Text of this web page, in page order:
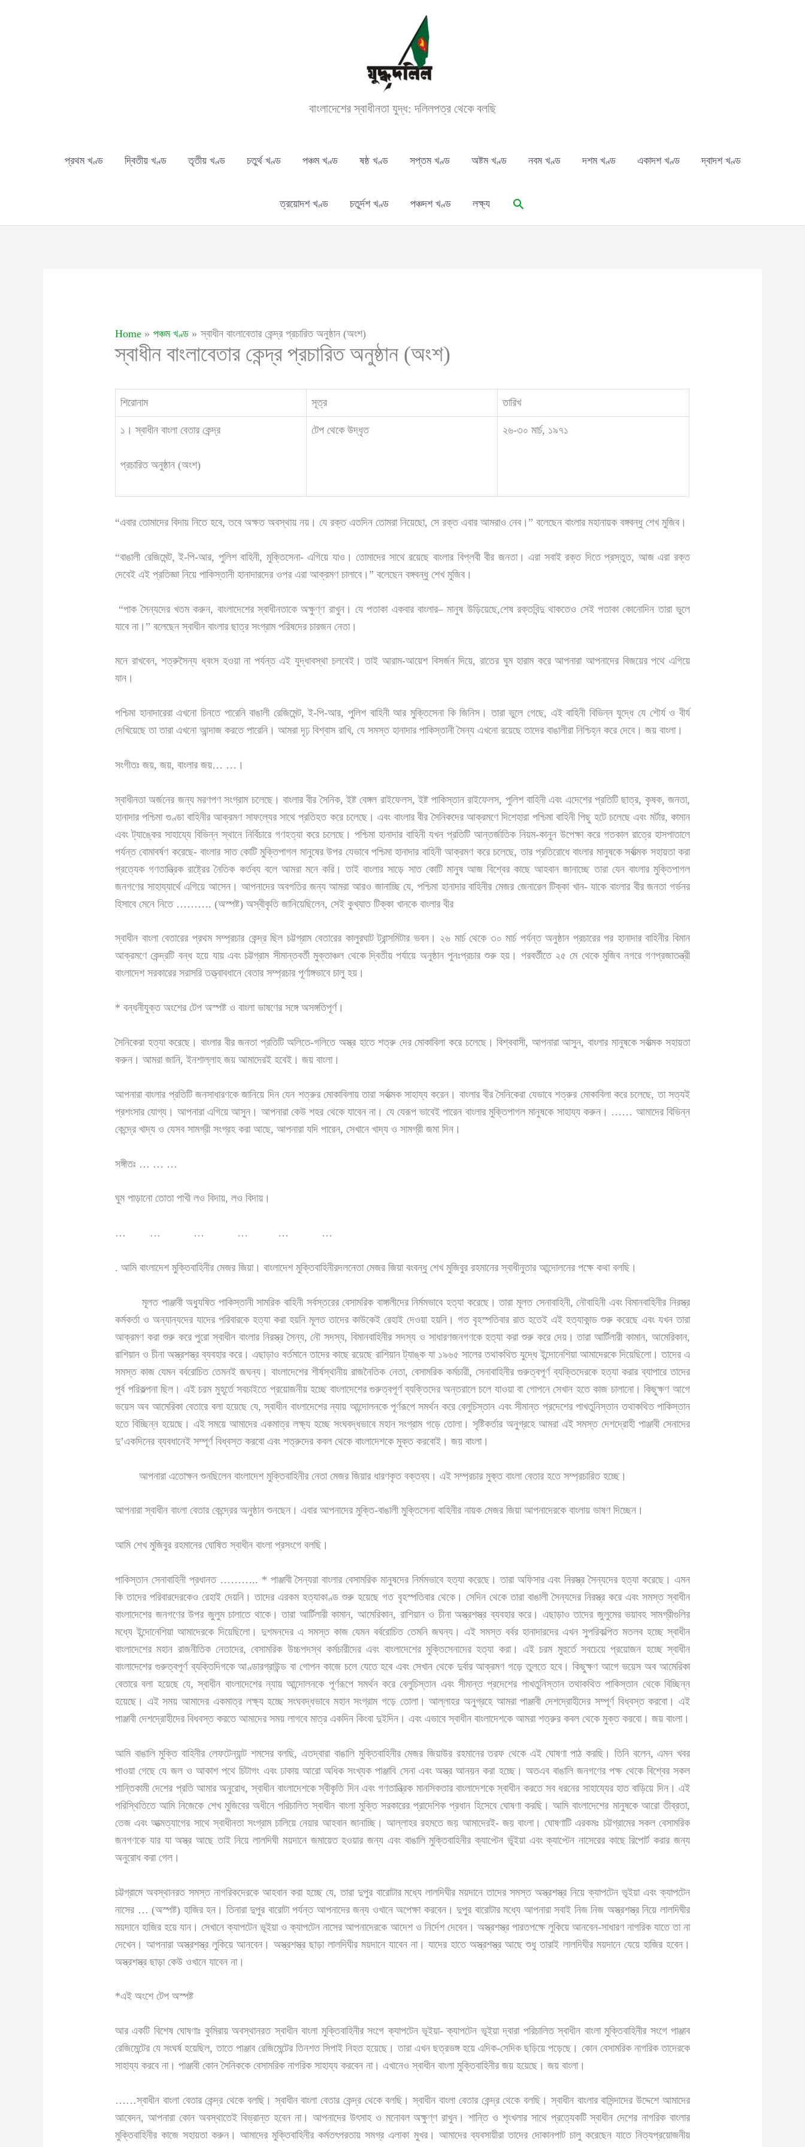
বাংলাদেশের স্বাধীনতা যুদ্ধ: দলিলপত্র থেকে বলছি
প্রথম খণ্ড দ্বিতীয় খণ্ড তৃতীয় খণ্ড চতুর্থ খণ্ড পঞ্চম খণ্ড ষষ্ঠ খণ্ড সপ্তম খণ্ড অষ্টম খণ্ড নবম খণ্ড দশম খণ্ড একাদশ খণ্ড দ্বাদশ খণ্ড
ত্রয়োদশ খণ্ড চতুর্দশ খণ্ড পঞ্চদশ খণ্ড লক্ষ্য Search
Home পঞ্চম খণ্ড স্বাধীন বাংলাবেতার কেন্দ্র প্রচারিত অনুষ্ঠান (অংশ)
স্বাধীন বাংলাবেতার কেন্দ্র প্রচারিত অনুষ্ঠান (অংশ)
শিরোনাম সূত্র তারিখ
১। স্বাধীন বাংলা বেতার কেন্দ্র
প্রচারিত অনুষ্ঠান (অংশ)
টেপ থেকে উদ্ধৃত ২৬-৩০ মার্চ, ১৯৭১
“এবার তোমাদের বিদায় নিতে হবে, তবে অক্ষত অবস্থায় নয়। যে রক্ত এতদিন তোমরা নিয়েছো, সে রক্ত এবার আমরাও নেব।” বলেছেন বাংলার মহানায়ক বঙ্গবন্ধু শেখ মুজিব।
“বাঙালী রেজিমেন্ট, ই-পি-আর, পুলিশ বাহিনী, মুক্তিসেনা- এগিয়ে যাও। তোমাদের সাথে রয়েছে বাংলার বিপ্লবী বীর জনতা। এরা সবাই রক্ত দিতে প্রস্তুত, আজ এরা রক্ত
দেবেই এই প্রতিজ্ঞা নিয়ে পাকিস্তানী হানাদারদের ওপর এরা আক্রমণ চালাবে।” বলেছেন বঙ্গবন্ধু শেখ মুজিব।
“পাক সৈন্যদের খতম করুন, বাংলাদেশের স্বাধীনতাকে অক্ষুণ্ণ রাখুন। যে পতাকা একবার বাংলার– মানুষ উড়িয়েছে,শেষ রক্তবিন্দু থাকতেও সেই পতাকা কোনোদিন তারা ভুলে
যাবে না।” বলেছেন স্বাধীন বাংলার ছাত্র সংগ্রাম পরিষদের চারজন নেতা।
মনে রাখবেন, শত্রুসৈন্য ধ্বংস হওয়া না পর্যন্ত এই যুদ্ধাবস্থা চলবেই। তাই আরাম-আয়েশ বিসর্জন দিয়ে, রাতের ঘুম হারাম করে আপনারা আপনাদের বিজয়ের পথে এগিয়ে
যান।
পশ্চিমা হানাদারেরা এখনো চিনতে পারেনি বাঙালী রেজিমেন্ট, ই-পি-আর, পুলিশ বাহিনী আর মুক্তিসেনা কি জিনিস। তারা ভুলে গেছে, এই বাহিনী বিভিন্ন যুদ্ধে যে শৌর্য ও বীর্য
দেখিয়েছে তা তারা এখনো আন্দাজ করতে পারেনি। আমরা দৃঢ় বিশ্বাস রাখি, যে সমস্ত হানাদার পাকিস্তানী সৈন্য এখনো রয়েছে তাদের বাঙালীরা নিশ্চিহ্ন করে দেবে। জয় বাংলা।
সংগীতঃ জয়, জয়, বাংলার জয়… …।
স্বাধীনতা অর্জনের জন্য মরণপণ সংগ্রাম চলেছে। বাংলার বীর সৈনিক, ইষ্ট বেঙ্গল রাইফেলস, ইষ্ট পাকিস্তান রাইফেলস, পুলিশ বাহিনী এবং এদেশের প্রতিটি ছাত্র, কৃষক, জনতা,
হানাদার পশ্চিমা গুণ্ডা বাহিনীর আক্রমণ সাফল্যের সাথে প্রতিহত করে চলেছে। এবং বাংলার বীর সৈনিকদের আক্রমণে দিশেহারা পশ্চিমা বাহিনী পিছু হটে চলেছে এবং মর্টার, কামান
এবং ট্যাঙ্কের সাহায্যে বিভিন্ন স্থানে নির্বিচারে গণহত্যা করে চলেছে। পশ্চিমা হানাদার বাহিনী যখন প্রতিটি আন্তর্জাতিক নিয়ম-কানুন উপেক্ষা করে গতকাল রাত্রে হাসপাতালে
পর্যন্ত বোমাবর্ষণ করেছে- বাংলার সাত কোটি মুক্তিপাগল মানুষের উপর যেভাবে পশ্চিমা হানাদার বাহিনী আক্রমণ করে চলেছে, তার প্রতিরোধে বাংলার মানুষকে সর্বাত্মক সহায়তা করা
প্রত্যেক গণতান্ত্রিক রাষ্ট্রের নৈতিক কর্তব্য বলে আমরা মনে করি। তাই বাংলার সাড়ে সাত কোটি মানুষ আজ বিশ্বের কাছে আহবান জানাচ্ছে তারা যেন বাংলার মুক্তিপাগল
জনগণের সাহায্যার্থে এগিয়ে আসেন। আপনাদের অবগতির জন্য আমরা আরও জানাচ্ছি যে, পশ্চিমা হানাদার বাহিনীর মেজর জেনারেল টিক্কা খান- যাকে বাংলার বীর জনতা গর্ভনর
হিসাবে মেনে নিতে ………. (অস্পষ্ট) অস্বীকৃতি জানিয়েছিলেন, সেই কুখ্যাত টিক্কা খানকে বাংলার বীর
স্বাধীন বাংলা বেতারের প্রথম সম্প্রচার কেন্দ্র ছিল চট্টগ্রাম বেতারের কালুরঘাট ট্রান্সমিটার ভবন। ২৬ মার্চ থেকে ৩০ মার্চ পর্যন্ত অনুষ্ঠান প্রচারের পর হানাদার বাহিনীর বিমান
আক্রমণে কেন্দ্রটি বন্ধ হয়ে যায় এবং চট্টগ্রাম সীমান্তবর্তী মুক্তাঞ্চল থেকে দ্বিতীয় পর্যায়ে অনুষ্ঠান পুনঃপ্রচার শুরু হয়। পরবর্তীতে ২৫ মে থেকে মুজিব নগরে গণপ্রজাতন্ত্রী
বাংলাদেশ সরকারের সরাসরি তত্ত্বাবধানে বেতার সম্প্রচার পূর্ণাঙ্গভাবে চালু হয়।
* বন্ধনীযুক্ত অংশের টেপ অস্পষ্ট ও বাংলা ভাষণের সঙ্গে অসঙ্গতিপূর্ণ।
সৈনিকেরা হত্যা করেছে। বাংলার বীর জনতা প্রতিটি অলিতে-গলিতে অস্ত্র হাতে শত্রু দের মোকাবিলা করে চলেছে। বিশ্ববাসী, আপনারা আসুন, বাংলার মানুষকে সর্বাত্মক সহায়তা
করুন। আমরা জানি, ইনশাল্লাহ জয় আমাদেরই হবেই। জয় বাংলা।
আপনারা বাংলার প্রতিটি জনসাধারণকে জানিয়ে দিন যেন শত্রুর মোকাবিলায় তারা সর্বাত্মক সাহায্য করেন। বাংলার বীর সৈনিকেরা যেভাবে শত্রুর মোকাবিলা করে চলেছে, তা সত্যই
প্রশংসার যোগ্য। আপনারা এগিয়ে আসুন। আপনারা কেউ শহর থেকে যাবেন না। যে যেরূপ ভাবেই পারেন বাংলার মুক্তিপাগল মানুষকে সাহায্য করুন। …… আমাদের বিভিন্ন
কেন্দ্রে খাদ্য ও যেসব সামগ্রী সংগ্রহ করা আছে, আপনারা যদি পারেন, সেখানে খাদ্য ও সামগ্রী জমা দিন।
সঙ্গীতঃ … … …
ঘুম পাড়ানো তোতা পাখী লও বিদায়, লও বিদায়।
… … … … … …
. আমি বাংলাদেশ মুক্তিবাহিনীর মেজর জিয়া। বাংলাদেশ মুক্তিবাহিনীরদলনেতা মেজর জিয়া বংবন্ধু শেখ মুজিবুর রহমানের স্বাধীনুতার আন্দোলনের পক্ষে কথা বলছি।
মূলত পাঞ্জাবী অধ্যুষিত পাকিস্তানী সামরিক বাহিনী সর্বস্তরের বেসামরিক বাঙ্গালীদের নির্মমভাবে হত্যা করেছে। তারা মূলত সেনাবাহিনী, নৌবাহিনী এবং বিমানবাহিনীর নিরস্ত্র
কর্মকর্তা ও অন্যান্যদের যাদের পরিবারকে হত্যা করা হয়নি মূলত তাদের কাউকেই রেহাই দেওয়া হয়নি। গত বৃহস্পতিবার রাত হতেই এই হত্যাকান্ড শুরু করেছে এবং যখন তারা
আক্রমণ করা শুরু করে পুরো স্বাধীন বাংলার নিরস্ত্র সৈন্য, নৌ সদস্য, বিমানবাহিনীর সদস্য ও সাধারণজনগণকে হত্যা করা শুরু করে দেয়। তারা আর্টিলারী কামান, আমেরিকান,
রাশিয়ান ও চীনা অস্ত্রশস্ত্র ব্যবহার করে। এছাড়াও বর্তমানে তাদের কাছে রয়েছে রাশিয়ান ট্যাঙ্ক যা ১৯৬৫ সালের তথাকথিত যুদ্ধে ইন্দোনেশিয়া আমাদেরকে দিয়েছিলো। তাদের এ
সমস্ত কাজ যেমন বর্বরোচিত তেমনই জঘন্য। বাংলাদেশের শীর্ষস্থানীয় রাজনৈতিক নেতা, বেসামরিক কর্মচারী, সেনাবাহিনীর গুরুত্বপূর্ণ ব্যক্তিদেরকে হত্যা করার ব্যাপারে তাদের
পূর্ব পরিকল্পনা ছিল। এই চরম মুহূর্তে সবচাইতে প্রয়োজনীয় হচ্ছে বাংলাদেশের গুরুত্বপূর্ণ ব্যক্তিদের অন্তরালে চলে যাওয়া বা গোপনে সেখান হতে কাজ চালানো। কিছুক্ষণ আগে
ভয়েস অব আমেরিকা বেতারে বলা হয়েছে যে, স্বাধীন বাংলাদেশের ন্যায় আন্দোলনকে পূর্ণরূপে সমর্থন করে বেলুচিস্তান এবং সীমান্ত প্রদেশের পাখতুনিস্তান তথাকথিত পাকিস্তান
হতে বিচ্ছিন্ন হয়েছে। এই সময়ে আমাদের একমাত্র লক্ষ্য হচ্ছে সংঘবদ্ধভাবে মহান সংগ্রাম গড়ে তোলা। সৃষ্টিকর্তার অনুগ্রহে আমরা এই সমস্ত দেশদ্রোহী পাঞ্জাবী সেনাদের
দু’একদিনের ব্যবধানেই সম্পূর্ণ বিধ্বস্ত করবো এবং শত্রুদের কবল থেকে বাংলাদেশকে মুক্ত করবোই। জয় বাংলা।
আপনারা এতোক্ষন শুনছিলেন বাংলাদেশ মুক্তিবাহিনীর নেতা মেজর জিয়ার ধারণকৃত বক্তব্য। এই সম্প্রচার মুক্ত বাংলা বেতার হতে সম্প্রচারিত হচ্ছে।
আপনারা স্বাধীন বাংলা বেতার কেন্দ্রের অনুষ্ঠান শুনছেন। এবার আপনাদের মুক্তি-বাঙালী মুক্তিসেনা বাহিনীর নায়ক মেজর জিয়া আপনাদেরকে বাংলায় ভাষণ দিচ্ছেন।
আমি শেখ মুজিবুর রহমানের ঘোষিত স্বাধীন বাংলা প্রসংগে বলছি।
পাকিস্তান সেনাবাহিনী প্রধানত ……….. * পাঞ্জাবী সৈন্যরা বাংলার বেসামরিক মানুষদের নির্মমভাবে হত্যা করেছে। তারা অফিসার এবং নিরস্ত্র সৈন্যদের হত্যা করেছে। এমন
কি তাদের পরিবারদেরকেও রেহাই দেয়নি। তাদের এরকম হত্যাকাণ্ড শুরু হয়েছে গত বৃহস্পতিবার থেকে। সেদিন থেকে তারা বাঙালী সৈন্যদের নিরস্ত্র করে এবং সমস্ত স্বাধীন
বাংলাদেশের জনগণের উপর জুলুম চালাতে থাকে। তারা আর্টিলারী কামান, আমেরিকান, রাশিয়ান ও চীনা অস্ত্রশস্ত্র ব্যবহার করে। এছাড়াও তাদের জুলুমের ভয়াবহ সামগ্রীগুলির
মধ্যে ইন্দোনেশিয়া আমাদেরকে দিয়েছিলো। দুশমনদের এ সমস্ত কাজ যেমন বর্বরোচিত তেমনি জঘন্য। এই সমস্ত বর্বর হানাদারদের এখন সুপরিকল্পিত মতলব হচ্ছে স্বাধীন
বাংলাদেশের মহান রাজনীতিক নেতাদের, বেসামরিক উচ্চপদস্থ কর্মচারীদের এবং বাংলাদেশের মুক্তিসেনাদের হত্যা করা। এই চরম মুহুর্তে সবচেয়ে প্রয়োজন হচ্ছে স্বাধীন
বাংলাদেশের গুরুত্বপূর্ণ ব্যক্তিদিগকে আণ্ডারগ্রাউন্ড বা গোপন কাজে চলে যেতে হবে এবং সেখান থেকে দুর্বার আক্রমণ গড়ে তুলতে হবে। কিছুক্ষণ আগে ভয়েস অব আমেরিকা
বেতারে বলা হয়েছে যে, স্বাধীন বাংলাদেশের ন্যায় আন্দোলনকে পূর্ণরূপে সমর্থন করে বেলুচিস্তান এবং সীমান্ত প্রদেশের পাখতুনিস্তান তথাকথিত পাকিস্তান থেকে বিচ্ছিন্ন
হয়েছে। এই সময় আমাদের একমাত্র লক্ষ্য হচ্ছে সংঘবদ্ধভাবে মহান সংগ্রাম গড়ে তোলা। আল্লাহর অনুগ্রহে আমরা পাঞ্জাবী দেশদ্রোহীদের সম্পূর্ণ বিধ্বস্ত করবো। এই
পাঞ্জাবী দেশদ্রোহীদের বিধবস্ত করতে আমাদের সময় লাগবে মাত্র একদিন কিংবা দুইদিন। এবং এভাবে স্বাধীন বাংলাদেশকে আমরা শত্রুর কবল থেকে মুক্ত করবো। জয় বাংলা।
আমি বাঙালি মুক্তি বাহিনীর লেফটেন্যান্ট শমসের বলছি, এতদ্বারা বাঙালি মুক্তিবাহিনীর মেজর জিয়াউর রহমানের তরফ থেকে এই ঘোষণা পাঠ করছি। তিনি বলেন, এমন খবর
পাওয়া গেছে যে জল ও আকাশ পথে চিটাগং এবং ঢাকায় আরো অধিক সংখ্যক পাঞ্জাবি সেনা এবং অস্ত্র আনয়ন করা হচ্ছে। অতএব বাঙালি জনগণের পক্ষ থেকে বিশ্বের সকল
শান্তিকামী দেশের প্রতি আমার অনুরোধ, স্বাধীন বাংলাদেশকে স্বীকৃতি দিন এবং গণতান্ত্রিক মানসিকতার বাংলাদেশকে স্বাধীন করতে সব ধরনের সাহায্যের হাত বাড়িয়ে দিন। এই
পরিস্থিতিতে আমি নিজেকে শেখ মুজিবের অধীনে পরিচালিত স্বাধীন বাংলা মুক্তি সরকারের প্রাদেশিক প্রধান হিসেবে ঘোষণা করছি। আমি বাংলাদেশের মানুষকে আরো তীব্রতা,
তেজ এবং আত্মত্যাগের সাথে স্বাধীনতা সংগ্রাম চালিয়ে নেয়ার আহবান জানাচ্ছি। আল্লাহর রহমতে জয় আমাদেরই- জয় বাংলা। ঘোষণাটি এরকমঃ চট্টগ্রামের সকল বেসামরিক
জনগণকে যার যা অস্ত্র আছে তাই নিয়ে লালদিঘী ময়দানে জমায়েত হওয়ার জন্য এবং বাঙালি মুক্তিবাহিনীর ক্যাপ্টেন ভূঁইয়া এবং ক্যাপ্টেন নাসেরের কাছে রিপোর্ট করার জন্য
অনুরোধ করা গেল।
চট্টগ্রামে অবস্থানরত সমস্ত নাগরিকদেরকে আহবান করা হচ্ছে যে, তারা দুপুর বারোটার মধ্যে লালদিঘীর ময়দানে তাদের সমস্ত অস্ত্রশস্ত্র নিয়ে ক্যাপটেন ভূইয়া এবং ক্যাপটেন
নাসের … (অস্পষ্ট) হাজির হন। তিনারা দুপুর বারোটা পর্যন্ত আপনাদের জন্য ওখানে অপেক্ষা করবেন। দুপুর বারোটার মধ্যে আপনারা সবাই নিজ নিজ অস্ত্রশস্ত্র নিয়ে লালদিঘীর
ময়দানে হাজির হয়ে যান। সেখানে ক্যাপটেন ভূইয়া ও ক্যাপটেন নাসের আপনাদেরকে আদেশ ও নির্দেশ দেবেন। অস্ত্রশস্ত্র পারতপক্ষে লুকিয়ে আনবেন-সাধারণ নাগরিক যাতে তা না
দেখেন। আপনারা অস্ত্রশস্ত্র লুকিয়ে আনবেন। অস্ত্রশস্ত্র ছাড়া লালদিঘীর ময়দানে যাবেন না। যাদের হাতে অস্ত্রশস্ত্র আছে শুধু তারাই লালদিঘীর ময়দানে যেয়ে হাজির হবেন।
অস্ত্রশস্ত্র ছাড়া কেউ ওখানে যাবেন না।
*এই অংশে টেপ অস্পষ্ট
আর একটি বিশেষ ঘোষণাঃ কুমিরায় অবস্থানরত স্বাধীন বাংলা মুক্তিবাহিনীর সংগে ক্যাপটেন ভূইয়া- ক্যাপটেন ভূইয়া দ্বারা পরিচালিত স্বাধীন বাংলা মুক্তিবাহিনীর সংগে পাঞ্জাব
রেজিমেন্টের যে সংঘর্ষ হয়েছিল, তাতে পাঞ্জাব রেজিমেন্টের তিনশত সিপাই নিহত হয়েছে। তারা এখন ছত্রভঙ্গ হয়ে এদিক-সেদিক ছড়িয়ে পড়েছে। কোন বেসামরিক নাগরিক তাদেরকে
সাহায্য করবে না। পাঞ্জাবী কোন সৈনিককে বেসামরিক নাগরিক সাহায্য করবেন না। এখানেও স্বাধীন বাংলা মুক্তিবাহিনীর জয় হয়েছে। জয় বাংলা।
……স্বাধীন বাংলা বেতার কেন্দ্র থেকে বলছি। স্বাধীন বাংলা বেতার কেন্দ্র থেকে বলছি। স্বাধীন বাংলা বেতার কেন্দ্র থেকে বলছি। স্বাধীন বাংলার বাসিন্দাদের উদ্দেশে আমাদের
আবেদন, আপনারা কোন অবস্থাতেই বিভ্রান্ত হবেন না। আপনাদের উৎসাহ ও মনোবল অক্ষুণ্ণ রাখুন। শান্তি ও শৃংখলার সাথে প্রত্যেকটি স্বাধীন দেশের নাগরিক বাংলার
মুক্তিবাহিনীর কাজে সহায়তা করুন। আমাদের মুক্তিবাহিনীর কর্মতৎপরতায় সমগ্র এলাকা মুখর। আমাদের ব্যবসায়ীরা তাদের দোকানপাট চালু করেছেন যাতে নিত্যপ্রয়োজনীয়